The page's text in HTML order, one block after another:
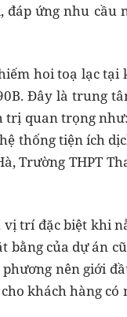
ứng nhu
hoi toạ lạc
Đây là trung
quan trọng
thống tiện ích
Trường THPT
trí đặc biệt khi
của dự án
nên giới
khách hàng